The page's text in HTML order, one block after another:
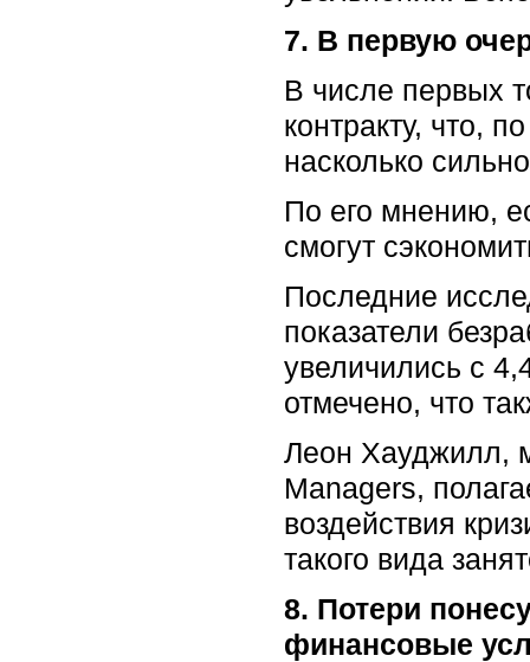
7. В первую
В числе первых
контракту, что,
насколько
По его мнению,
смогут
Последние
показатели
увеличились с
отмечено, что
Леон Хауджилл,
Managers,
воздействия
такого вида
8. Потери
финансовые